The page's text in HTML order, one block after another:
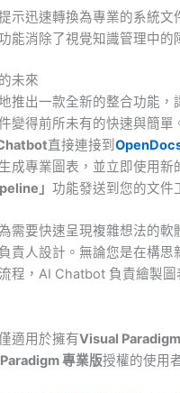
示迅速轉換為專業的系統文
能消除了視覺知識管理中的
未來
推出一款全新的整合功能，
變得前所未有的快速與簡單
直接連接到
成專業圖表，並立即使用新
」功能發送到您的文件
需要快速呈現複雜想法的軟
責人設計。無論您是在構思
程，AI Chatbot 負責繪製圖
適用於擁有Visual
專業版授權的使用